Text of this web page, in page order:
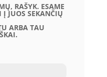
RAŠYK. ESAME
Į JUOS SEKANČIŲ
ARBA TAU